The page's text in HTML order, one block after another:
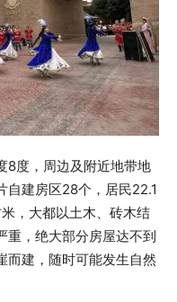
8度，周边及附近地带地
自建房区28个，居民22.1
，大都以土木、砖木结
重，绝大部分房屋达不到
而建，随时可能发生自然